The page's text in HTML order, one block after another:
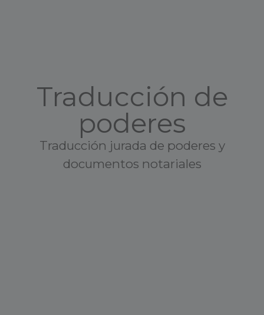
Traducción de
poderes
Traducción jurada de poderes y
documentos notariales